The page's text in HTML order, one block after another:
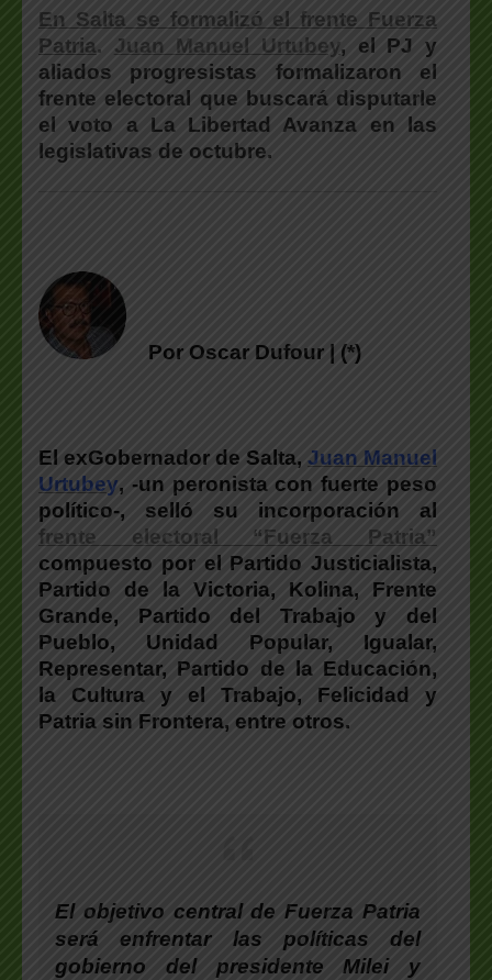
En Salta se formalizó el frente Fuerza
Patria. Juan Manuel Urtubey, el PJ y
aliados progresistas formalizaron el
frente electoral que buscará disputarle
el voto a La Libertad Avanza en las
legislativas de octubre.
Por Oscar Dufour | (*)
El exGobernador de Salta, Juan Manuel
Urtubey, -un peronista con fuerte peso
político-, selló su incorporación al
frente electoral “Fuerza Patria”
compuesto por el Partido Justicialista,
Partido de la Victoria, Kolina, Frente
Grande, Partido del Trabajo y del
Pueblo, Unidad Popular, Igualar,
Representar, Partido de la Educación,
la Cultura y el Trabajo, Felicidad y
Patria sin Frontera, entre otros.
El objetivo central de Fuerza Patria
será enfrentar las políticas del
gobierno del presidente Milei y